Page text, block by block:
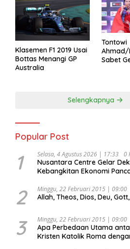
Klasemen F1 2019 Usai
Bottas Menangi GP
Australia
Tontowi
Ahmad/
Sabet
Selengkapnya
Popular Post
1 Selasa, 4 Agustus 2026 | 17:33 0
Nusantara Centre Gelar
Kebangkitan Ekonomi
Djojohadikusumo Anti
(Pergolakan Ekonomi Politik
Undang Perekonomian
Kesejahteraan Sosial
Bangsa Menuju Indonesia
2 Minggu, 22 Februari 2015 | 09:00
Allah, Theos, Dios, Deu,
3 Minggu, 22 Februari 2015 | 09:00
Apa Perbedaan Utama
Kristen Katolik Roma